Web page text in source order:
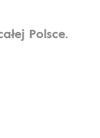
Polsce.